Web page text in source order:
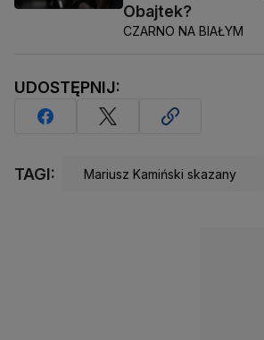
Obajtek?
CZARNO NA BIAŁYM
UDOSTĘPNIJ:
TAGI: Mariusz Kamiński skazany